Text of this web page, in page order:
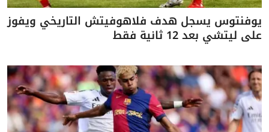
يوفنتوس يسجل هدف فلاهوفيتش التاريخي ويفوز
على ليتشي بعد 12 ثانية فقط